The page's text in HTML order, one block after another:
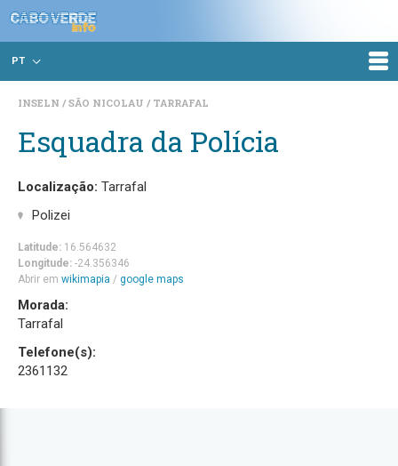
PT
INSELN SÃO NICOLAU TARRAFAL
Esquadra da Polícia
Localização: Tarrafal
Polizei
Latitude: 16.564632
Longitude: -24.356346
Abrir em wikimapia / google maps
Morada:
Tarrafal
Telefone(s):
2361132